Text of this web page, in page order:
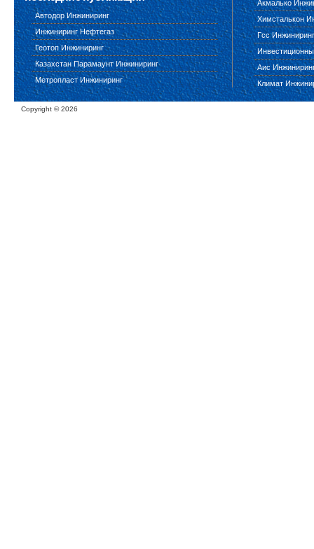
Автодор Инжиниринг
Инжиниринг Нефтегаз
Геотоп Инжиниринг
Казахстан Парамаунт Инжиниринг
Метропласт Инжиниринг
Акмалько
Химсталькон
Гсс Инжиниринг
Аис
Климат
Copyright ©2026